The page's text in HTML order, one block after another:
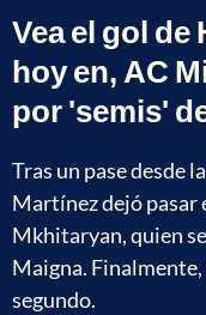
Vea el gol
hoy en, AC
por 'semis'
Tras un pase desde
Martínez dejó pasar
Mkhitaryan, quien
Maigna.
segundo.